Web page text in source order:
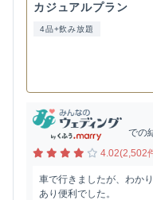
カジュアルプラン
4品+飲み放題
での
4.02(2,502
車で行きましたが、わか
あり便利でした。